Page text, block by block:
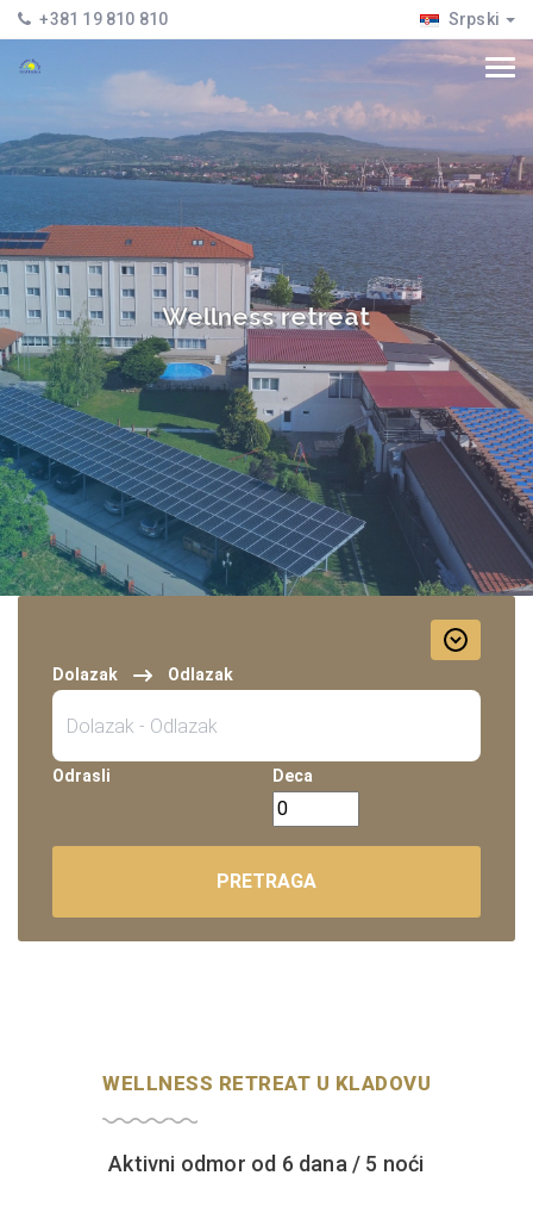
+381 19 810 810 Srpski
Wellness retreat
WELLNESS RETREAT U KLADOVU
Aktivni odmor od 6 dana / 5 noći